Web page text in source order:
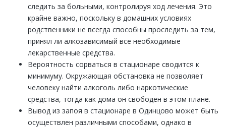
следить за больными, контролируя ход лечения. Это
крайне важно, поскольку в домашних условиях
родственники не всегда способны проследить за тем,
принял ли алкозависимый все необходимые
лекарственные средства.
Вероятность сорваться в стационаре сводится к
минимуму. Окружающая обстановка не позволяет
человеку найти алкоголь либо наркотические
средства, тогда как дома он свободен в этом плане.
Вывод из запоя в стационаре в Одинцово может быть
осуществлен различными способами, однако в